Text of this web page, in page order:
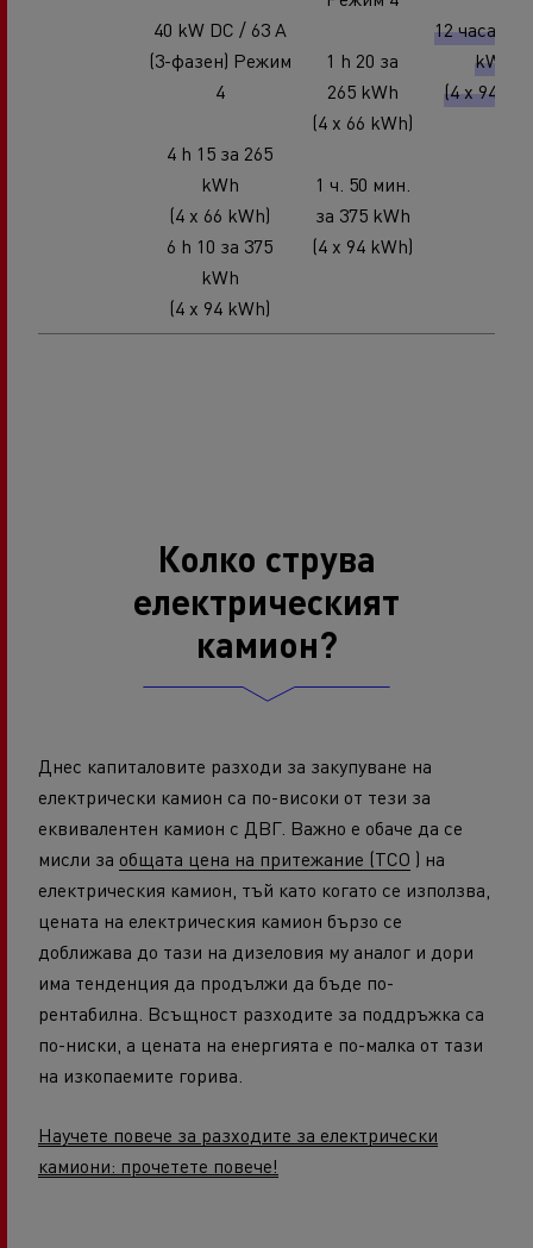
40 kW DC / 63 A
(3-фазен) Режим
4
4 h 15 за 265
kWh
(4 x 66 kWh)
6 h 10 за 375
kWh
(4 x 94 kWh)
1 h 20 за
265 kWh
(4 x 66 kWh)
1 ч. 50 мин.
за 375 kWh
(4 x 94 kWh)
12 часа за
kWh
(4 x 94
Колко струва
електрическият
камион?
Днес капиталовите разходи за закупуване на
електрически камион са по-високи от тези за
еквивалентен камион с ДВГ. Важно е обаче да се
мисли за общата цена на притежание (TCO ) на
електрическия камион, тъй като когато се използва,
цената на електрическия камион бързо се
доближава до тази на дизеловия му аналог и дори
има тенденция да продължи да бъде по-
рентабилна. Всъщност разходите за поддръжка са
по-ниски, а цената на енергията е по-малка от тази
на изкопаемите горива.
Научете повече за разходите за електрически
камиони: прочетете повече!